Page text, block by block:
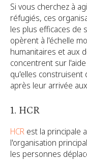
Si vous cherchez à
réfugiés, ces
les plus efficaces de
opèrent à l'échelle
humanitaires et aux
concentrent sur
qu'elles construisent
après leur arrivée
1. HCR
HCR est la principale
l'organisation
les personnes